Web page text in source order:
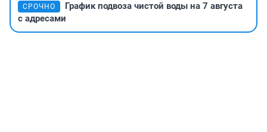
СРОЧНО
График подвоза чистой воды на 7 августа
с адресами